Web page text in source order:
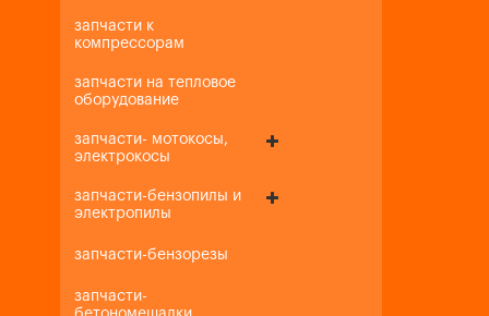
запчасти к
компрессорам
запчасти на тепловое
оборудование
запчасти- мотокосы,
электрокосы
запчасти-бензопилы и
электропилы
запчасти-бензорезы
запчасти-